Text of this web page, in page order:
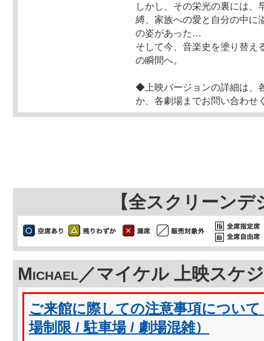
しかし、その栄光の裏には、
縛、家族への愛と自分の中に
の姿があった…
そして今、音楽史を塗り替
の瞬間へ。
◆上映バージョンの詳細は、
か、各劇場までお問い合わせ
【全スクリーン
Michael／マイケル 上映スケ
ご来館に際しての注意事項につい
場制限 / 駐車場 / 劇場混雑）